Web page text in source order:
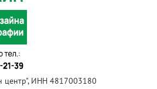
центр", ИНН 4817003180